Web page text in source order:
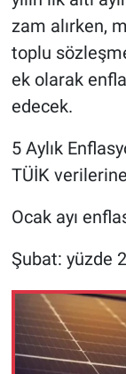
zam alırken,
toplu
ek olarak
edecek.
5 Aylık
TÜİK
Ocak ayı
Şubat: yüzde
İlan
Kimdir
Kültür
Ne demişti
Nedir
Popüler